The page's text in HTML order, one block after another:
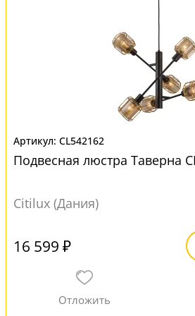
CL542162
Подвесная люстра Таверна
Citilux (Дания)
16 599 ₽